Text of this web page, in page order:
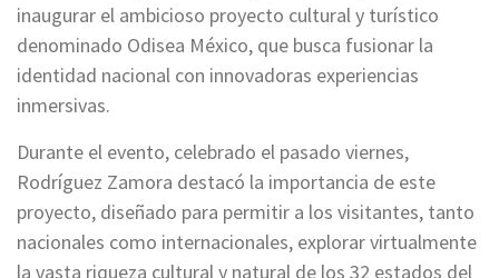
inaugurar el ambicioso proyecto cultural y turístico
denominado Odisea México, que busca fusionar la
identidad nacional con innovadoras experiencias
inmersivas.
Durante el evento, celebrado el pasado viernes,
Rodríguez Zamora destacó la importancia de este
proyecto, diseñado para permitir a los visitantes, tanto
nacionales como internacionales, explorar virtualmente
la vasta riqueza cultural y natural de los 32 estados del